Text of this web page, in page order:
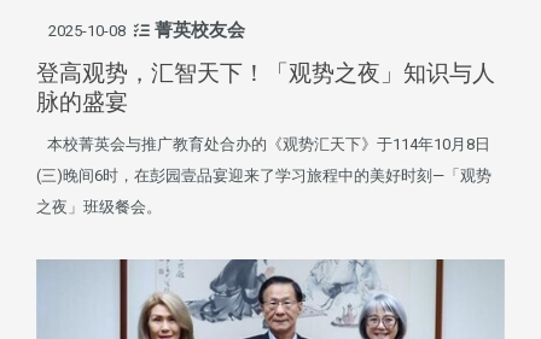
2025-10-08 菁英校友会
登高观势，汇智天下！「观势之夜」知识与人
脉的盛宴
本校菁英会与推广教育处合办的《观势汇天下》于114年10月8日
(三)晚间6时，在彭园壹品宴迎来了学习旅程中的美好时刻—「观势
之夜」班级餐会。